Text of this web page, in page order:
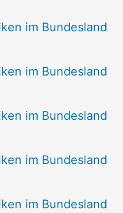
im Bundesland
im Bundesland
im Bundesland
im Bundesland
im Bundesland